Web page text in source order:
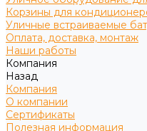
Корзины для
Уличные встраиваемые
Оплата, доставка, монтаж
Наши работы
Компания
Назад
Компания
О компании
Сертификаты
Полезная информация